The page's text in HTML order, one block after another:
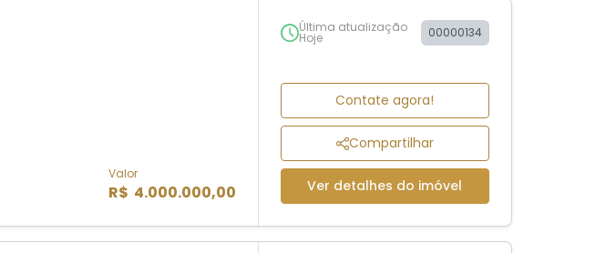
Valor
R$ 4.000.000,00
Última atualização
Hoje 00000134
Contate agora!
Compartilhar
Ver detalhes do imóvel